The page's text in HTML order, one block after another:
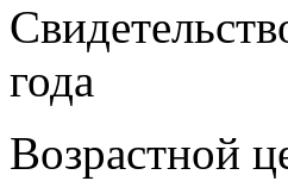
года
Возрастной